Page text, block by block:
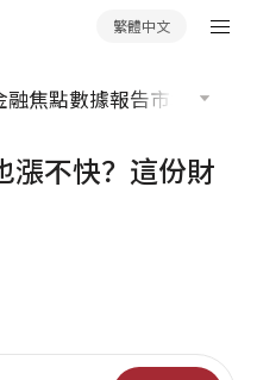
繁體中文
融焦點數據報告市場分析
漲不快？這份財